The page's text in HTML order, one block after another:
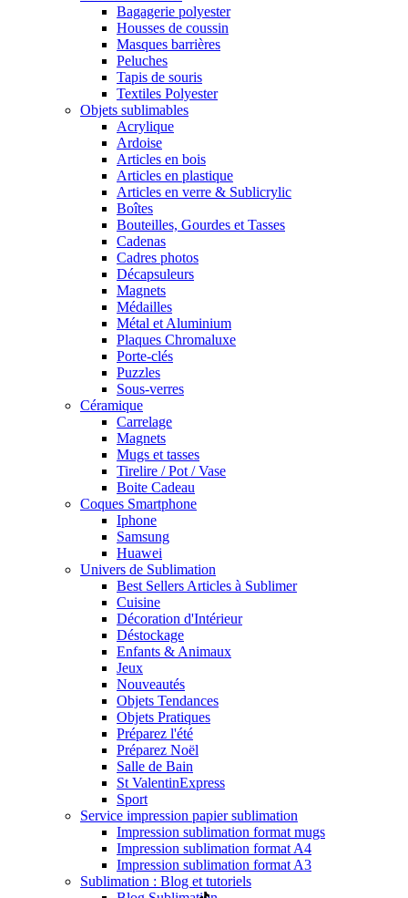
Bagagerie polyester
Housses de coussin
Masques barrières
Peluches
Tapis de souris
Textiles Polyester
Objets sublimables
Acrylique
Ardoise
Articles en bois
Articles en plastique
Articles en verre & Sublicrylic
Boîtes
Bouteilles, Gourdes et Tasses
Cadenas
Cadres photos
Décapsuleurs
Magnets
Médailles
Métal et Aluminium
Plaques Chromaluxe
Porte-clés
Puzzles
Sous-verres
Céramique
Carrelage
Magnets
Mugs et tasses
Tirelire / Pot / Vase
Boite Cadeau
Coques Smartphone
Iphone
Samsung
Huawei
Univers de Sublimation
Best Sellers Articles à Sublimer
Cuisine
Décoration d'Intérieur
Déstockage
Enfants & Animaux
Jeux
Nouveautés
Objets Tendances
Objets Pratiques
Préparez l'été
Préparez Noël
Salle de Bain
St ValentinExpress
Sport
Service impression papier sublimation
Impression sublimation format mugs
Impression sublimation format A4
Impression sublimation format A3
Sublimation : Blog et tutoriels